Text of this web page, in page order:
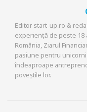
Editor start-up.ro &
experiență de peste 18
România, Ziarul
pasiune pentru
îndeaproape
poveștile lor.